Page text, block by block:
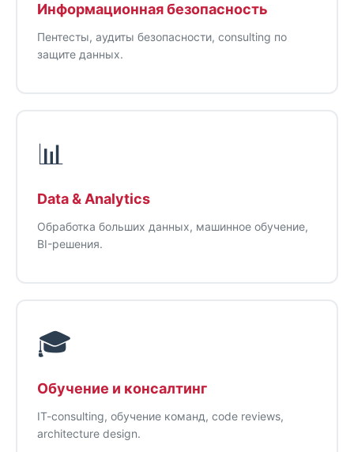
Информационная безопасность
Пентесты, аудиты безопасности, consulting по
защите данных.
📊
Data & Analytics
Обработка больших данных, машинное обучение,
BI-решения.
🎓
Обучение и консалтинг
IT-consulting, обучение команд, code reviews,
architecture design.